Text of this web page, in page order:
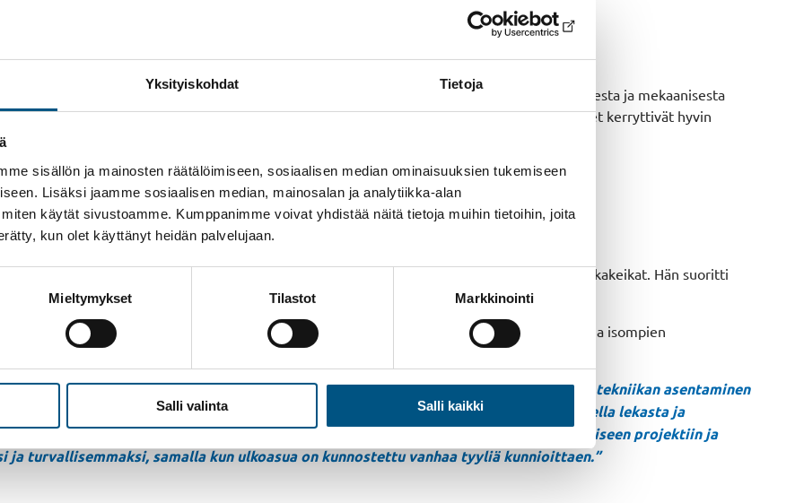
Yksityiskohdat Tietoja
sisällön ja mainosten räätälöimiseen, sosiaalisen median ominaisuuksien tukemiseen
Lisäksi jaamme sosiaalisen median, mainosalan ja analytiikka-alan
käytät sivustoamme. Kumppanimme voivat yhdistää näitä tietoja muihin tietoihin, joita
kun olet käyttänyt heidän palvelujaan.
Mieltymykset Tilastot Markkinointi
Salli valinta Salli kaikki
ja keskus kokoonpanossa, missä hän vastasi mm. isojen sähkökeskusten johdotuksesta ja mekaanisesta
teollisuusautomaation kunnossapidossa, huollossa, vianhaussa ja asennuksissa. Nämä vuodet kerryttivät hyvin
heinäkuussa 2021. Työnkuvaan kuului mm. hissien huolto- ja korjaustyöt sekä vikakeikat. Hän suoritti
hän valmistui toukokuussa 2023.
lähtien ja hän siirtyikin SHU:lla nopeasti modernisointiasentajaksi. Projektiluonteinen työ ja isompien
sillä niissä näkee konkreettisesti ja välittömästi työnsä jäljen.
ja vaihtelevia, mikä tekee työstä mielekästä jatkuvaa ongelmanratkaisua. Uuden tekniikan asentaminen
vaatii luovuutta, sillä valmiita ratkaisuja harvoin on. Työkalut voivat vaihdella lekasta ja
mahdollisuuden tehdä monenlaista. On palkitsevaa verrata lähtötilannetta valmiiseen projektiin ja
turvallisemmaksi, samalla kun ulkoasua on kunnostettu vanhaa tyyliä kunnioittaen.”